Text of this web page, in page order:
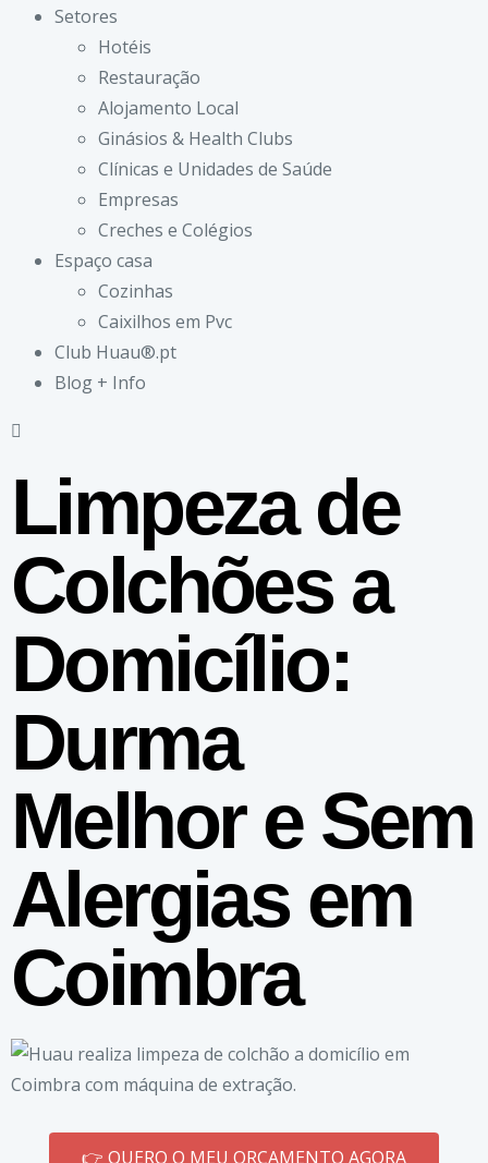
Setores
Hotéis
Restauração
Alojamento Local
Ginásios & Health Clubs
Clínicas e Unidades de Saúde
Empresas
Creches e Colégios
Espaço casa
Cozinhas
Caixilhos em Pvc
Club Huau®.pt
Blog + Info
Limpeza de
Colchões a
Domicílio:
Durma
Melhor e Sem
Alergias em
Coimbra
👉 QUERO O MEU ORÇAMENTO AGORA